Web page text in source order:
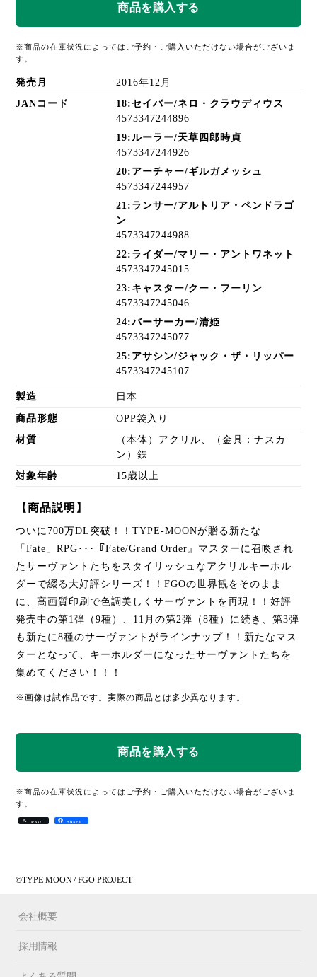
※商品の在庫状況によってはご予約・ご購入いただけない場合がございま
す。
発売月 2016年12月
JANコード
18:セイバー/ネロ・クラウディウス
4573347244896
19:ルーラー/天草四郎時貞
4573347244926
20:アーチャー/ギルガメッシュ
4573347244957
21:ランサー/アルトリア・ペンドラゴ
ン
4573347244988
22:ライダー/マリー・アントワネット
4573347245015
23:キャスター/クー・フーリン
4573347245046
24:バーサーカー/清姫
4573347245077
25:アサシン/ジャック・ザ・リッパー
4573347245107
製造 日本
商品形態 OPP袋入り
材質
（本体）アクリル、（金具：ナスカ
ン）鉄
対象年齢 15歳以上
【商品説明】
ついに700万DL突破！！TYPE-MOONが贈る新たな
「Fate」RPG･･･『Fate/Grand Order』マスターに召喚され
たサーヴァントたちをスタイリッシュなアクリルキーホル
ダーで綴る大好評シリーズ！！FGOの世界観をそのまま
に、高画質印刷で色調美しくサーヴァントを再現！！好評
発売中の第1弾（9種）、11月の第2弾（8種）に続き、第3弾
も新たに8種のサーヴァントがラインナップ！！新たなマス
ターとなって、キーホルダーになったサーヴァントたちを
集めてください！！！
※画像は試作品です。実際の商品とは多少異なります。
※商品の在庫状況によってはご予約・ご購入いただけない場合がございま
す。
Post Share
©TYPE-MOON / FGO PROJECT
会社概要
採用情報